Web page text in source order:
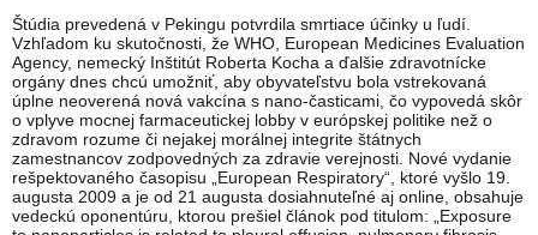
Štúdia prevedená v Pekingu potvrdila smrtiace účinky u ľudí.
Vzhľadom ku skutočnosti, že WHO, European Medicines Evaluation
Agency, nemecký Inštitút Roberta Kocha a ďalšie zdravotnícke
orgány dnes chcú umožniť, aby obyvateľstvu bola vstrekovaná
úplne neoverená nová vakcína s nano-časticami, čo vypovedá skôr
o vplyve mocnej farmaceutickej lobby v európskej politike než o
zdravom rozume či nejakej morálnej integrite štátnych
zamestnancov zodpovedných za zdravie verejnosti. Nové vydanie
rešpektovaného časopisu „European Respiratory“, ktoré vyšlo 19.
augusta 2009 a je od 21 augusta dosiahnuteľné aj online, obsahuje
vedeckú oponentúru, ktorou prešiel článok pod titulom: „Exposure